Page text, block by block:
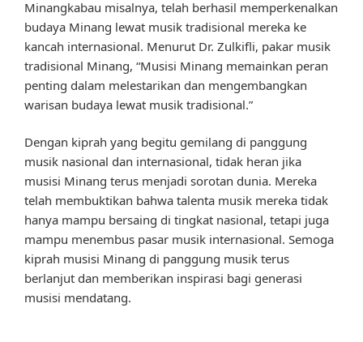
Minangkabau misalnya, telah berhasil memperkenalkan
budaya Minang lewat musik tradisional mereka ke
kancah internasional. Menurut Dr. Zulkifli, pakar musik
tradisional Minang, “Musisi Minang memainkan peran
penting dalam melestarikan dan mengembangkan
warisan budaya lewat musik tradisional.”
Dengan kiprah yang begitu gemilang di panggung
musik nasional dan internasional, tidak heran jika
musisi Minang terus menjadi sorotan dunia. Mereka
telah membuktikan bahwa talenta musik mereka tidak
hanya mampu bersaing di tingkat nasional, tetapi juga
mampu menembus pasar musik internasional. Semoga
kiprah musisi Minang di panggung musik terus
berlanjut dan memberikan inspirasi bagi generasi
musisi mendatang.